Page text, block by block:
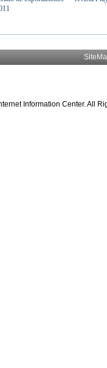
Information Center. All